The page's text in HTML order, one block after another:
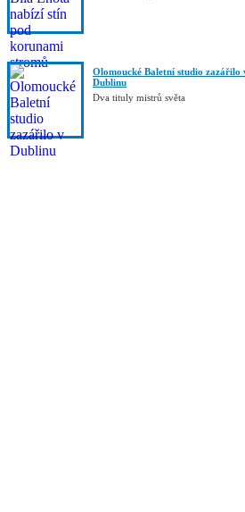
Olomoucké Baletní studio zazářilo
Dublinu
Dva tituly mistrů světa